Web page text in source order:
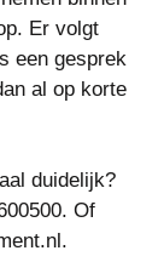
Er volgt
een gesprek
al op korte
duidelijk?
Of